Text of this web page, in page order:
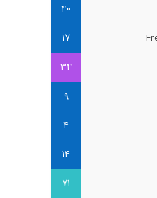
40
17
34
9
4
14
71